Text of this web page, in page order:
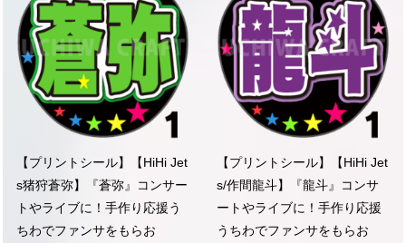
【プリントシール】【HiHi Jet
s猪狩蒼弥】『蒼弥』コンサー
トやライブに！手作り応援う
ちわでファンサをもらお
【プリントシール】【HiHi Jet
s/作間龍斗】『龍斗』コンサ
ートやライブに！手作り応援
うちわでファンサをもらお